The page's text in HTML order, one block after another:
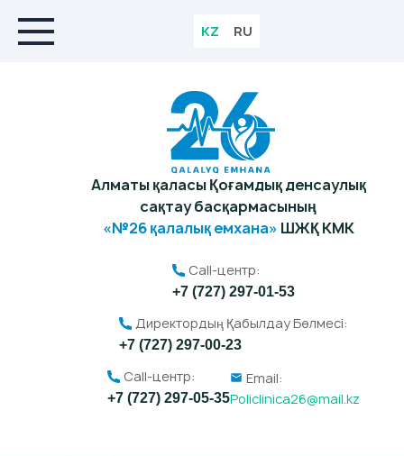
KZ RU
Алматы қаласы Қоғамдық денсаулық
сақтау басқармасының
«№26 қалалық емхана» ШЖҚ КМК
Call-центр:
+7 (727) 297-01-53
Директордың Қабылдау Бөлмесі:
+7 (727) 297-00-23
Call-центр:
+7 (727) 297-05-35
Email:
Policlinica26@mail.kz